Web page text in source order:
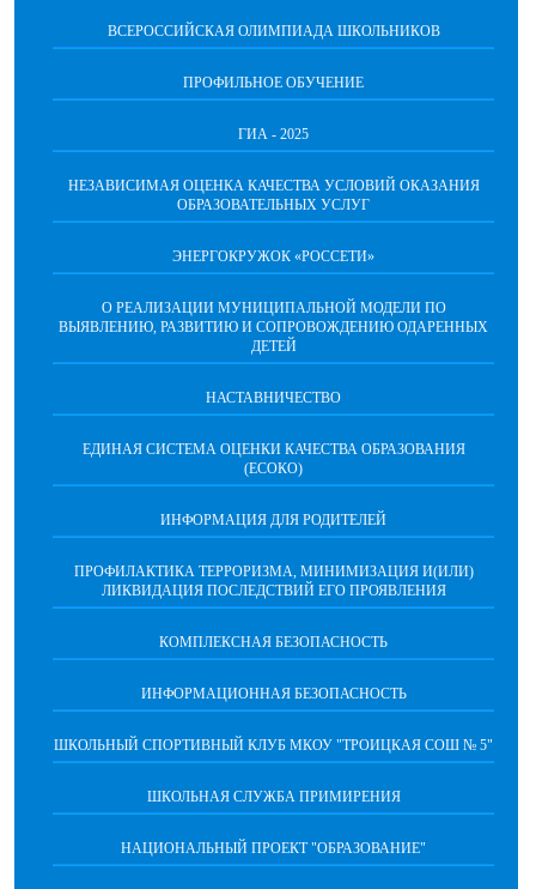
ВСЕРОССИЙСКАЯ ОЛИМПИАДА ШКОЛЬНИКОВ
ПРОФИЛЬНОЕ ОБУЧЕНИЕ
ГИА - 2025
НЕЗАВИСИМАЯ ОЦЕНКА КАЧЕСТВА УСЛОВИЙ ОКАЗАНИЯ
ОБРАЗОВАТЕЛЬНЫХ УСЛУГ
ЭНЕРГОКРУЖОК «РОССЕТИ»
О РЕАЛИЗАЦИИ МУНИЦИПАЛЬНОЙ МОДЕЛИ ПО
ВЫЯВЛЕНИЮ, РАЗВИТИЮ И СОПРОВОЖДЕНИЮ ОДАРЕННЫХ
ДЕТЕЙ
НАСТАВНИЧЕСТВО
ЕДИНАЯ СИСТЕМА ОЦЕНКИ КАЧЕСТВА ОБРАЗОВАНИЯ
(ЕСОКО)
ИНФОРМАЦИЯ ДЛЯ РОДИТЕЛЕЙ
ПРОФИЛАКТИКА ТЕРРОРИЗМА, МИНИМИЗАЦИЯ И(ИЛИ)
ЛИКВИДАЦИЯ ПОСЛЕДСТВИЙ ЕГО ПРОЯВЛЕНИЯ
КОМПЛЕКСНАЯ БЕЗОПАСНОСТЬ
ИНФОРМАЦИОННАЯ БЕЗОПАСНОСТЬ
ШКОЛЬНЫЙ СПОРТИВНЫЙ КЛУБ МКОУ "ТРОИЦКАЯ СОШ № 5"
ШКОЛЬНАЯ СЛУЖБА ПРИМИРЕНИЯ
НАЦИОНАЛЬНЫЙ ПРОЕКТ "ОБРАЗОВАНИЕ"